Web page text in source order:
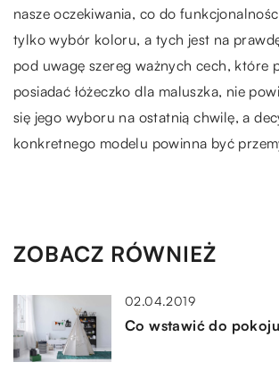
nasze oczekiwania, co do
tylko wybór koloru, a tych jest na
pod uwagę szereg ważnych cech, które
posiadać łóżeczko dla maluszka, nie
się jego wyboru na ostatnią chwilę, a
konkretnego modelu powinna być
ZOBACZ RÓWNIEŻ
02.04.2019
Co wstawić do